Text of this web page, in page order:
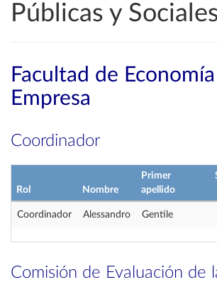
Públicas y
Facultad de
Empresa
Coordinador
Rol Nombre
Primer
apellido
Coordinador Alessandro Gentile
Comisión de Evaluación de